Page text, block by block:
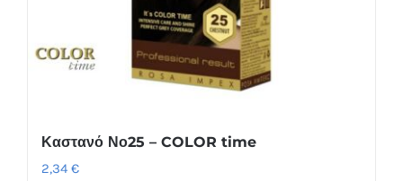
Καστανό Νο25 – COLOR time
2,34 €